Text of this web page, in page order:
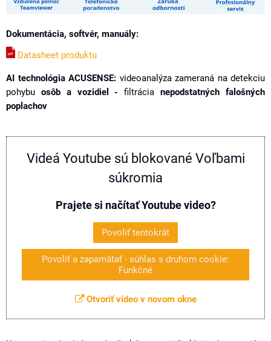
Dokumentácia, softvér, manuály:
Datasheet produktu
AI technológia ACUSENSE: videoanalýza zameraná na detekciu
pohybu osôb a vozidiel -filtrácia nepodstatných falošných
poplachov
Videá Youtube sú blokované Voľbami
súkromia
Prajete si načítať Youtube video?
Povoliť tentokrát
Povoliť a zapamätať - súhlas s druhom cookie:
Funkčné
Otvoriť video v novom okne